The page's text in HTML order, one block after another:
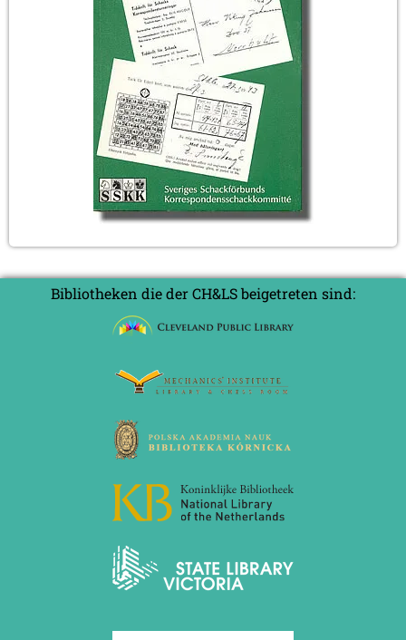
Bibliotheken die der CH&LS beigetreten sind: